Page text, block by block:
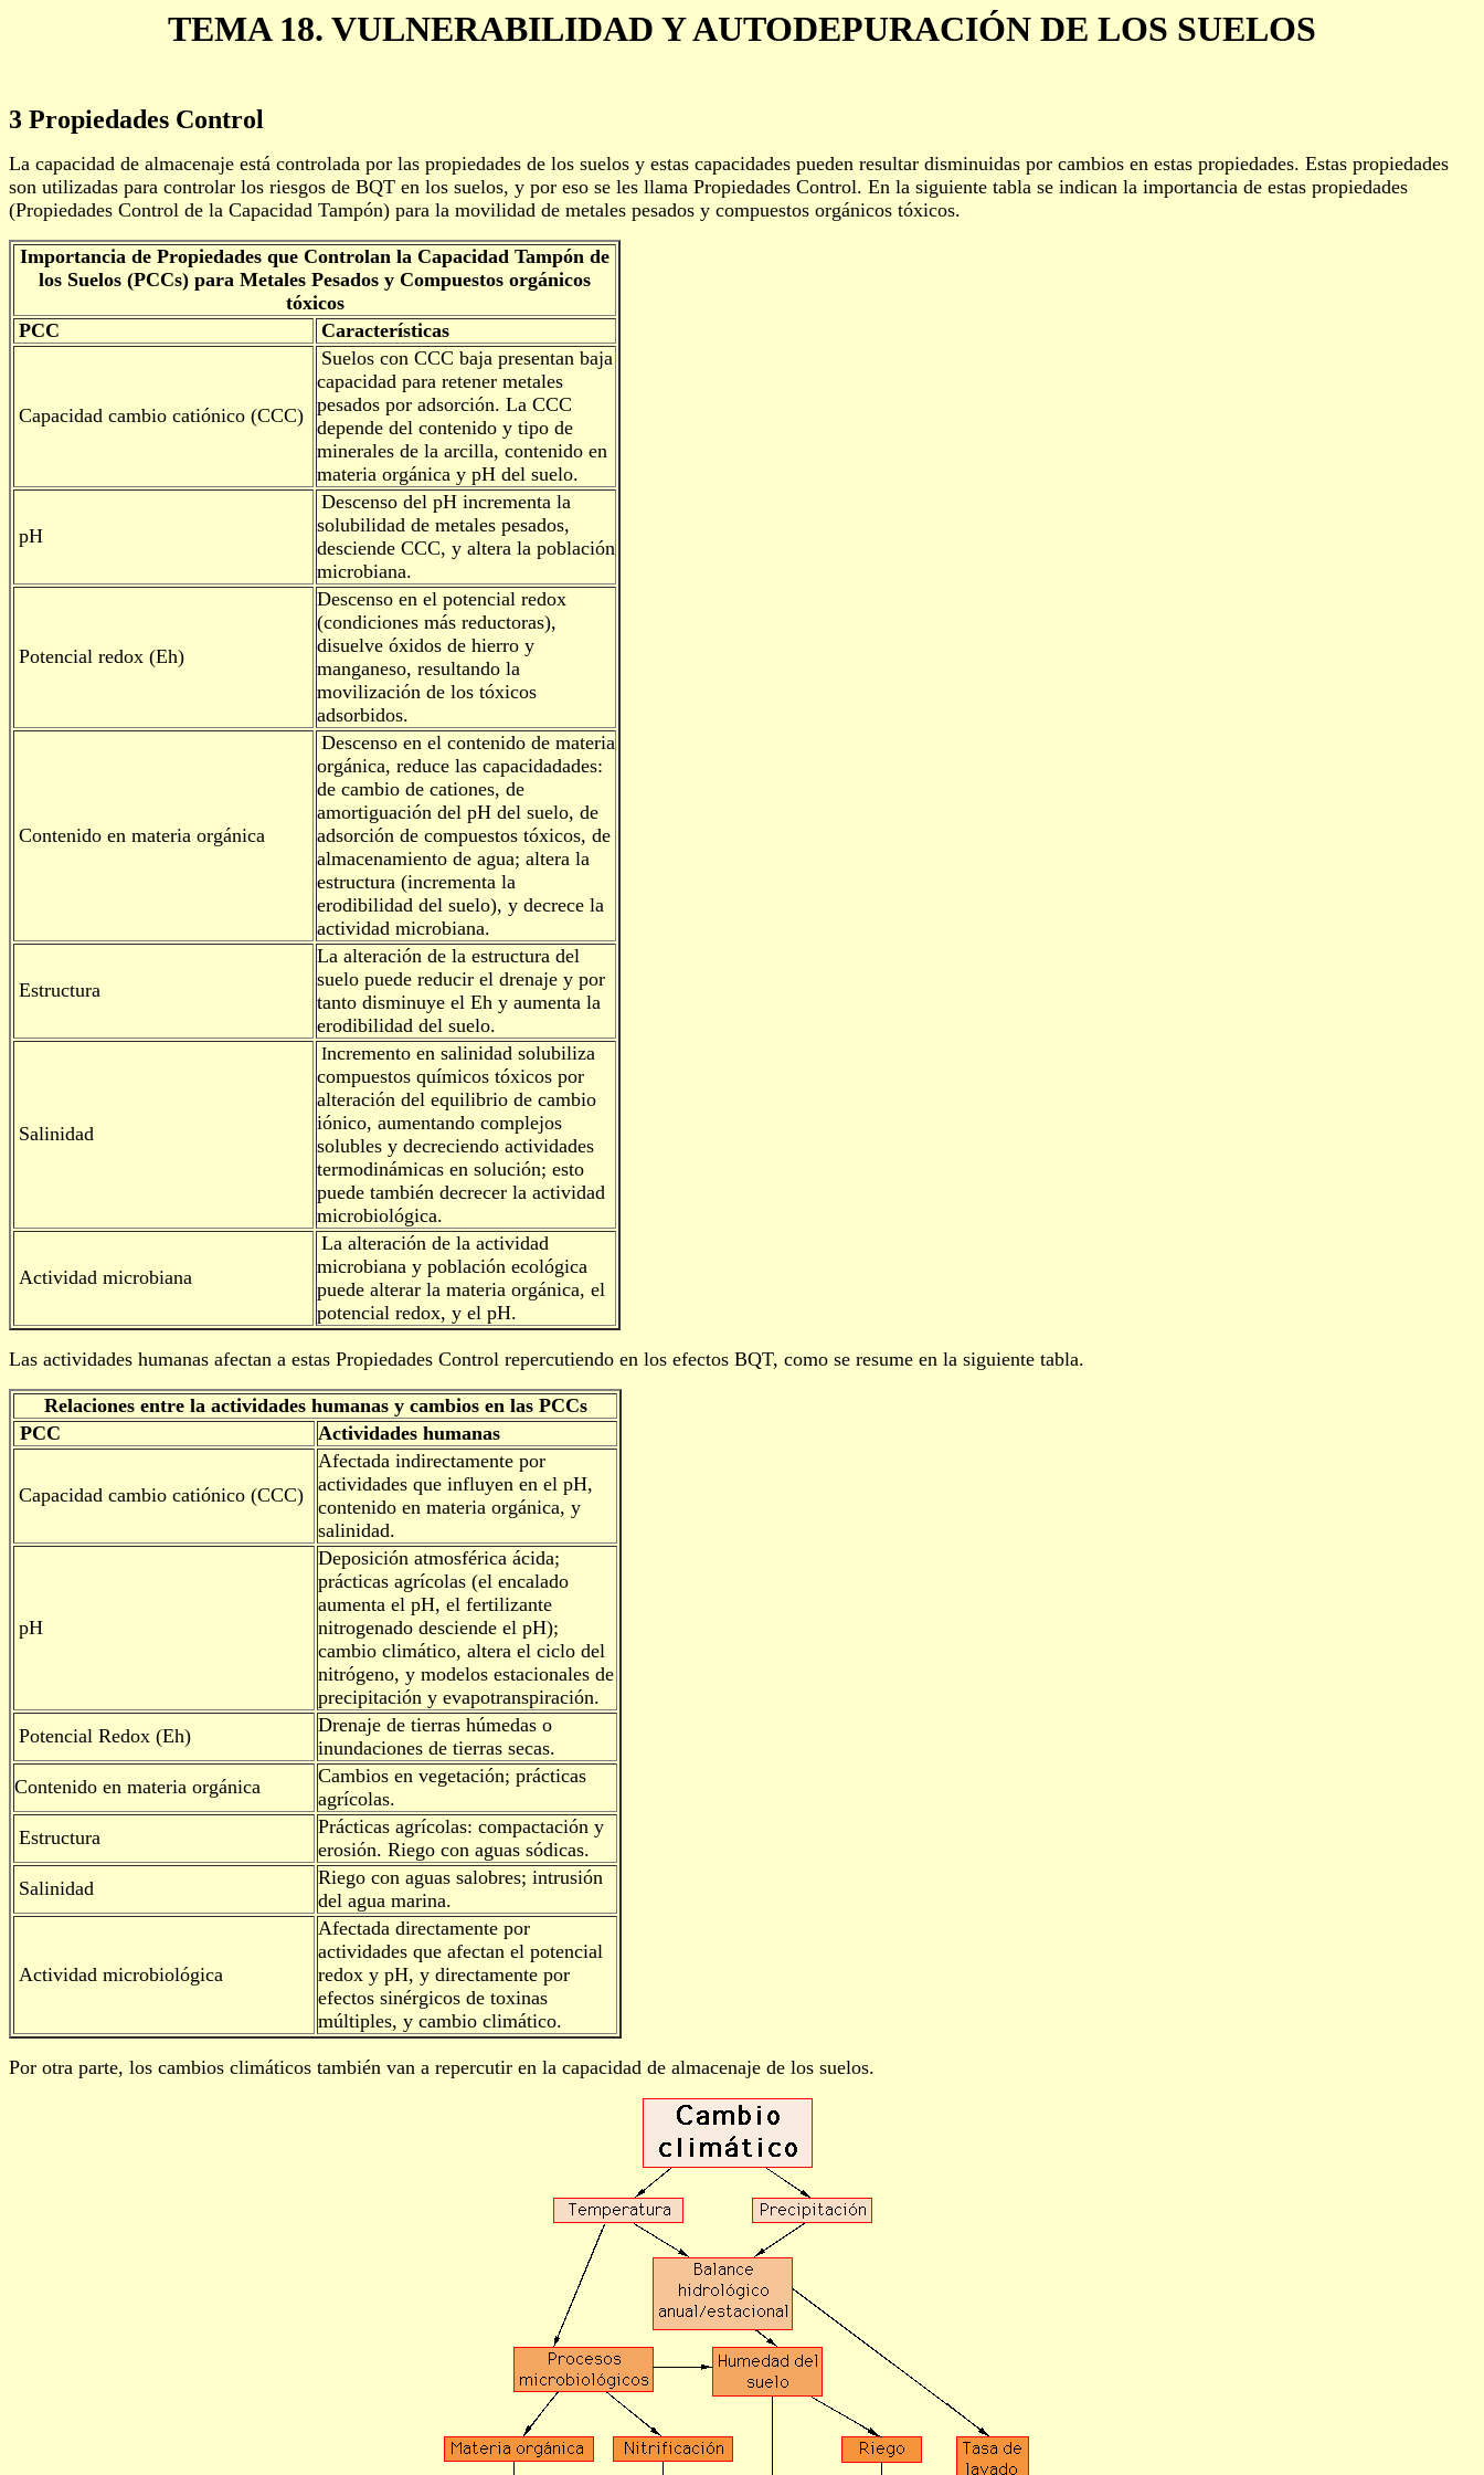
TEMA 18. VULNERABILIDAD Y AUTODEPURACIÓN DE LOS SUELOS
3 Propiedades Control
La capacidad de almacenaje está controlada por las propiedades de los suelos y estas capacidades pueden resultar disminuidas por cambios en estas propiedades. Estas propiedades
son utilizadas para controlar los riesgos de BQT en los suelos, y por eso se les llama Propiedades Control. En la siguiente tabla se indican la importancia de estas propiedades
(Propiedades Control de la Capacidad Tampón) para la movilidad de metales pesados y compuestos orgánicos tóxicos.
Importancia de Propiedades que Controlan la Capacidad Tampón de
los Suelos (PCCs) para Metales Pesados y Compuestos orgánicos
tóxicos
PCC
Características
Capacidad cambio catiónico (CCC)
Suelos con CCC baja presentan baja
capacidad para retener metales
pesados por adsorción. La CCC
depende del contenido y tipo de
minerales de la arcilla, contenido en
materia orgánica y pH del suelo.
pH
Descenso del pH incrementa la
solubilidad de metales pesados,
desciende CCC, y altera la población
microbiana.
Potencial redox (Eh)
Descenso en el potencial redox
(condiciones más reductoras),
disuelve óxidos de hierro y
manganeso, resultando la
movilización de los tóxicos
adsorbidos.
Contenido en materia orgánica
Descenso en el contenido de materia
orgánica, reduce las capacidadades:
de cambio de cationes, de
amortiguación del pH del suelo, de
adsorción de compuestos tóxicos, de
almacenamiento de agua; altera la
estructura (incrementa la
erodibilidad del suelo), y decrece la
actividad microbiana.
Estructura
La alteración de la estructura del
suelo puede reducir el drenaje y por
tanto disminuye el Eh y aumenta la
erodibilidad del suelo.
Salinidad
Incremento en salinidad solubiliza
compuestos químicos tóxicos por
alteración del equilibrio de cambio
iónico, aumentando complejos
solubles y decreciendo actividades
termodinámicas en solución; esto
puede también decrecer la actividad
microbiológica.
Actividad microbiana
La alteración de la actividad
microbiana y población ecológica
puede alterar la materia orgánica, el
potencial redox, y el pH.
Las actividades humanas afectan a estas Propiedades Control repercutiendo en los efectos BQT, como se resume en la siguiente tabla.
Relaciones entre la actividades humanas y cambios en las PCCs
PCC
Actividades humanas
Capacidad cambio catiónico (CCC)
Afectada indirectamente por
actividades que influyen en el pH,
contenido en materia orgánica, y
salinidad.
pH
Deposición atmosférica ácida;
prácticas agrícolas (el encalado
aumenta el pH, el fertilizante
nitrogenado desciende el pH);
cambio climático, altera el ciclo del
nitrógeno, y modelos estacionales de
precipitación y evapotranspiración.
Potencial Redox (Eh)
Drenaje de tierras húmedas o
inundaciones de tierras secas.
Contenido en materia orgánica
Cambios en vegetación; prácticas
agrícolas.
Estructura
Prácticas agrícolas: compactación y
erosión. Riego con aguas sódicas.
Salinidad
Riego con aguas salobres; intrusión
del agua marina.
Actividad microbiológica
Afectada directamente por
actividades que afectan el potencial
redox y pH, y directamente por
efectos sinérgicos de toxinas
múltiples, y cambio climático.
Por otra parte, los cambios climáticos también van a repercutir en la capacidad de almacenaje de los suelos.